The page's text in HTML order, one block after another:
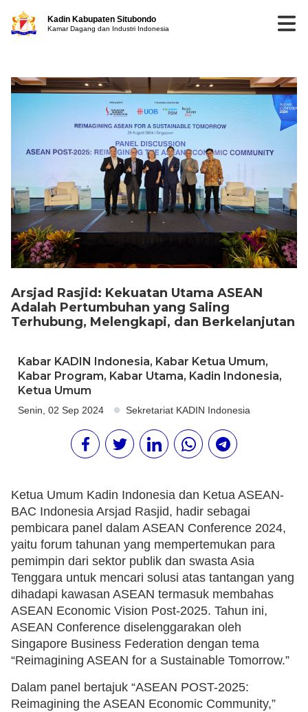
Kadin Kabupaten Situbondo
Kamar Dagang dan Industri Indonesia
Arsjad Rasjid: Kekuatan Utama ASEAN
Adalah Pertumbuhan yang Saling
Terhubung, Melengkapi, dan Berkelanjutan
Kabar KADIN Indonesia, Kabar Ketua Umum,
Kabar Program, Kabar Utama, Kadin Indonesia,
Ketua Umum
Senin, 02 Sep 2024 Sekretariat KADIN Indonesia
Ketua Umum Kadin Indonesia dan Ketua ASEAN-
BAC Indonesia Arsjad Rasjid, hadir sebagai
pembicara panel dalam ASEAN Conference 2024,
yaitu forum tahunan yang mempertemukan para
pemimpin dari sektor publik dan swasta Asia
Tenggara untuk mencari solusi atas tantangan yang
dihadapi kawasan ASEAN termasuk membahas
ASEAN Economic Vision Post-2025. Tahun ini,
ASEAN Conference diselenggarakan oleh
Singapore Business Federation dengan tema
“Reimagining ASEAN for a Sustainable Tomorrow.”
Dalam panel bertajuk “ASEAN POST-2025:
Reimagining the ASEAN Economic Community,”